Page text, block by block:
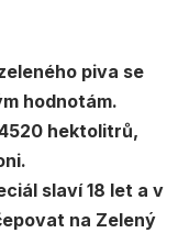
piva se
hodnotám.
hektolitrů,
slaví 18 let a v
na Zelený